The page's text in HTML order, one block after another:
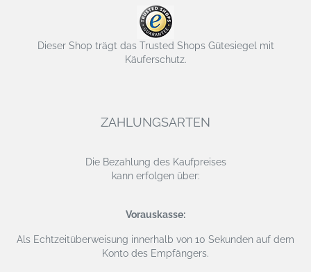
Dieser Shop trägt das Trusted Shops Gütesiegel mit
Käuferschutz.
ZAHLUNGSARTEN
Die Bezahlung des Kaufpreises
kann erfolgen über:
Vorauskasse:
Als Echtzeitüberweisung innerhalb von 10 Sekunden auf dem
Konto des Empfängers.